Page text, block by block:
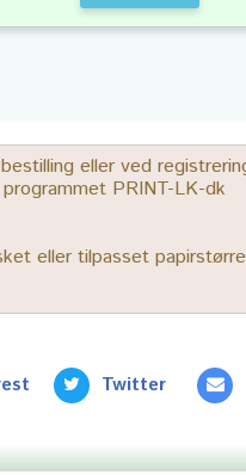
eller ved
PRINT-LK-dk
eller tilpasset
Twitter